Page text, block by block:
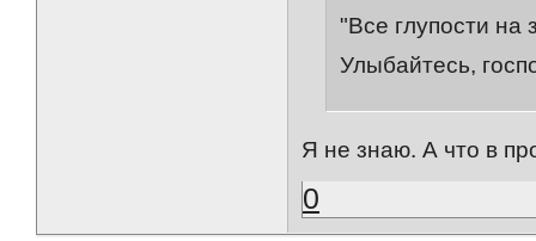
"Все глупости
Улыбайтесь,
Я не знаю. А что в
0